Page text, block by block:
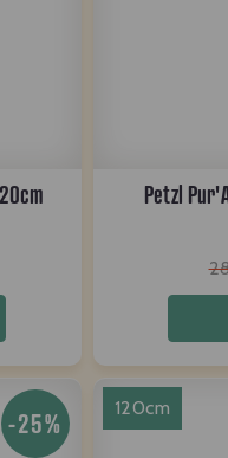
Petzl
-25% 120cm